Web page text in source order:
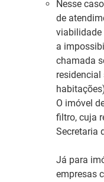
Nesse
de
viabilidade
a
chamada
O imóvel
filtro, cuja
Secretaria
Já para
empresas